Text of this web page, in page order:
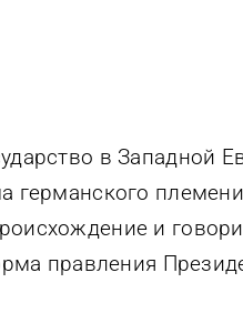
в
германского
и
правления